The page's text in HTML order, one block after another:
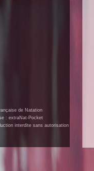
de Natation
: extraNat-Pocket
interdite sans autorisation